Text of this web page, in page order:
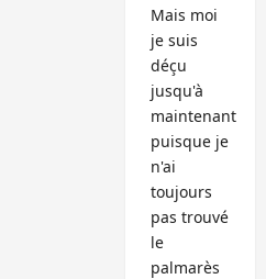
Mais moi
je suis
déçu
jusqu'à
maintenant
puisque je
n'ai
toujours
pas trouvé
le
palmarès